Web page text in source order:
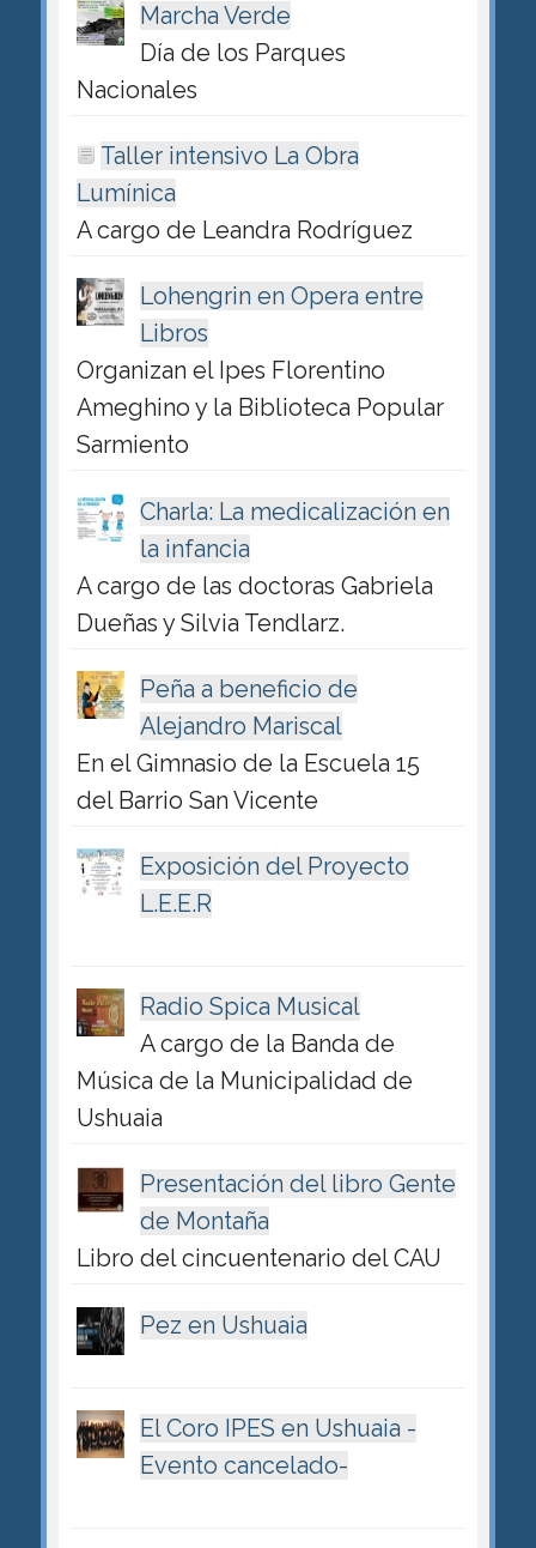
Marcha Verde
Día de los Parques
Nacionales
Taller intensivo La Obra
Lumínica
A cargo de Leandra Rodríguez
Lohengrin en Opera entre
Libros
Organizan el Ipes Florentino
Ameghino y la Biblioteca Popular
Sarmiento
Charla: La medicalización en
la infancia
A cargo de las doctoras Gabriela
Dueñas y Silvia Tendlarz.
Peña a beneficio de
Alejandro Mariscal
En el Gimnasio de la Escuela 15
del Barrio San Vicente
Exposición del Proyecto
L.E.E.R
Radio Spica Musical
A cargo de la Banda de
Música de la Municipalidad de
Ushuaia
Presentación del libro Gente
de Montaña
Libro del cincuentenario del CAU
Pez en Ushuaia
El Coro IPES en Ushuaia -
Evento cancelado-